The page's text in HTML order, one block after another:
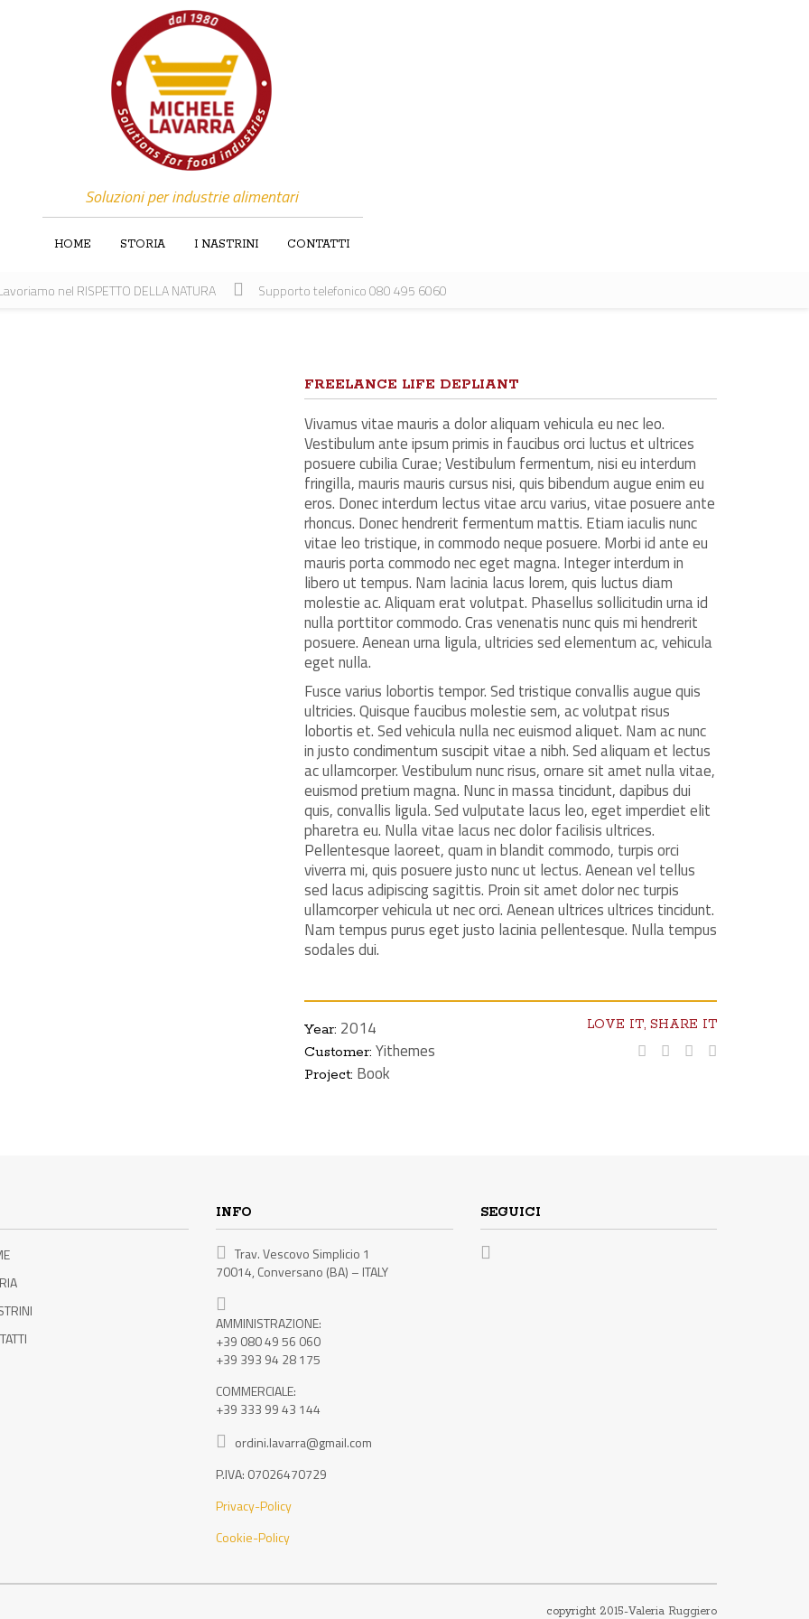
Soluzioni per industrie alimentari
HOME STORIA I NASTRINI CONTATTI
nel RISPETTO DELLA NATURA Supporto telefonico 080 495 6060
FREELANCE LIFE DEPLIANT
Vivamus vitae mauris a dolor aliquam vehicula eu nec leo.
Vestibulum ante ipsum primis in faucibus orci luctus et ultrices
posuere cubilia Curae; Vestibulum fermentum, nisi eu interdum
fringilla, mauris mauris cursus nisi, quis bibendum augue enim eu
eros. Donec interdum lectus vitae arcu varius, vitae posuere ante
rhoncus. Donec hendrerit fermentum mattis. Etiam iaculis nunc
vitae leo tristique, in commodo neque posuere. Morbi id ante eu
mauris porta commodo nec eget magna. Integer interdum in
libero ut tempus. Nam lacinia lacus lorem, quis luctus diam
molestie ac. Aliquam erat volutpat. Phasellus sollicitudin urna id
nulla porttitor commodo. Cras venenatis nunc quis mi hendrerit
posuere. Aenean urna ligula, ultricies sed elementum ac, vehicula
eget nulla.
Fusce varius lobortis tempor. Sed tristique convallis augue quis
ultricies. Quisque faucibus molestie sem, ac volutpat risus
lobortis et. Sed vehicula nulla nec euismod aliquet. Nam ac nunc
in justo condimentum suscipit vitae a nibh. Sed aliquam et lectus
ac ullamcorper. Vestibulum nunc risus, ornare sit amet nulla vitae,
euismod pretium magna. Nunc in massa tincidunt, dapibus dui
quis, convallis ligula. Sed vulputate lacus leo, eget imperdiet elit
pharetra eu. Nulla vitae lacus nec dolor facilisis ultrices.
Pellentesque laoreet, quam in blandit commodo, turpis orci
viverra mi, quis posuere justo nunc ut lectus. Aenean vel tellus
sed lacus adipiscing sagittis. Proin sit amet dolor nec turpis
ullamcorper vehicula ut nec orci. Aenean ultrices ultrices tincidunt.
Nam tempus purus eget justo lacinia pellentesque. Nulla tempus
sodales dui.
Year: 2014
Customer: Yithemes
Project: Book
LOVE IT, SHARE IT
INFO
Trav. Vescovo Simplicio 1
70014, Conversano (BA) – ITALY
AMMINISTRAZIONE:
+39 080 49 56 060
+39 393 94 28 175
COMMERCIALE:
+39 333 99 43 144
ordini.lavarra@gmail.com
P.IVA: 07026470729
Privacy-Policy
Cookie-Policy
SEGUICI
copyright 2015-Valeria Ruggiero